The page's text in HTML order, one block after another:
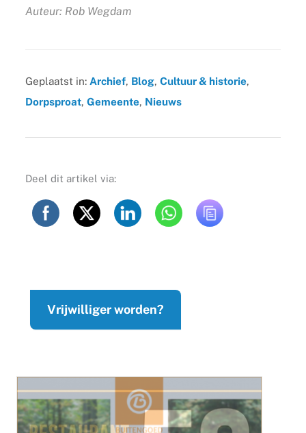
Auteur: Rob Wegdam
Geplaatst in: Archief, Blog, Cultuur & historie,
Dorpsproat, Gemeente, Nieuws
Deel dit artikel via:
Vrijwilliger worden?